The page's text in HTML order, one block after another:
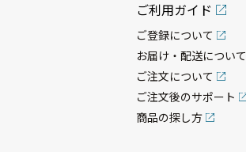
ご利用ガイド
ご登録について
お届け・配送について
ご注文について
ご注文後のサポート
商品の探し方